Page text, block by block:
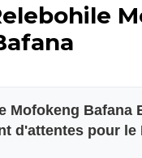
Mofokeng Bafana
d'attentes pour le